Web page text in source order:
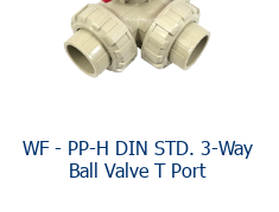
WF - PP-H DIN STD. 3-Way
Ball Valve T Port